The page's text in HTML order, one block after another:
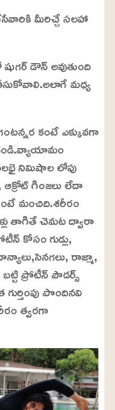
మీరిచ్చే సలహా
డౌన్ అవుతుంది
తీసుకోవాలి.అలాగే మధ్య
కంటే ఎక్కువగా
నిమిషాల లోపు
గింజలు లేదా
మంచిది.శరీరం
తాగితే చెమట ద్వారా
కోసం గుడ్లు,
రాజ్మా,
ప్రోటీన్ పౌడర్స్
గుర్తింపు పొందినవి
త్వరగా